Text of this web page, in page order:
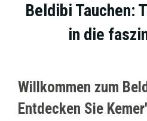
Beldibi Tauchen:
in die
Willkommen zum
Entdecken Sie